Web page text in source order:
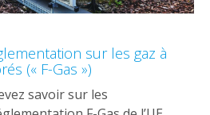
sur les gaz à
(« F-Gas »)
savoir sur les